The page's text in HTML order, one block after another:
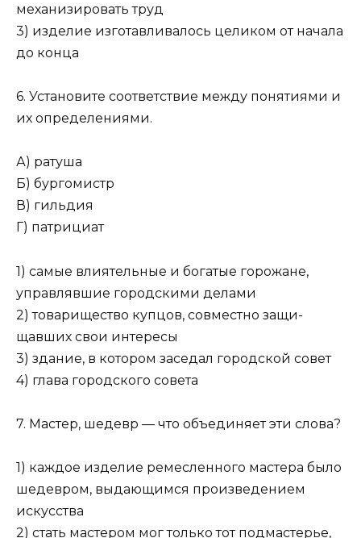
механизировать труд
3) изделие изготавливалось целиком от начала
до конца
6. Установите соответствие между понятиями и
их определениями.
А) ратуша
Б) бургомистр
В) гильдия
Г) патрициат
1) самые влиятельные и богатые горожане,
управлявшие городскими делами
2) товарищество купцов, совместно защи­
щавших свои интересы
3) здание, в котором заседал городской совет
4) глава городского совета
7. Мастер, шедевр — что объединяет эти слова?
1) каждое изделие ремесленного мастера было
шедевром, выдающимся произведением
искусства
2) стать мастером мог только тот подмастерье,